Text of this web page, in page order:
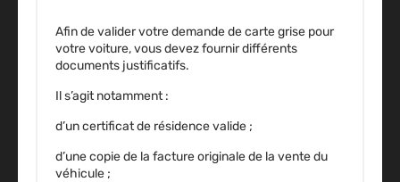
Afin de valider votre demande de carte grise pour
votre voiture, vous devez fournir différents
documents justificatifs.
Il s’agit notamment :
d’un certificat de résidence valide ;
d’une copie de la facture originale de la vente du
véhicule ;